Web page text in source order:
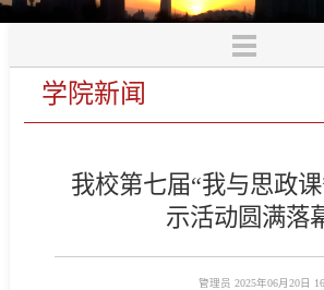
学院新闻
我校第七届“我与思政
示活动圆满落
管理员 2025年06月20日